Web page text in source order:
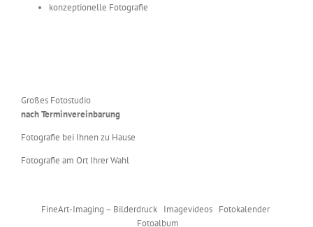
konzeptionelle Fotografie
Großes Fotostudio
nach Terminvereinbarung
Fotografie bei Ihnen zu Hause
Fotografie am Ort Ihrer Wahl
FineArt-Imaging – Bilderdruck Imagevideos Fotokalender
Fotoalbum